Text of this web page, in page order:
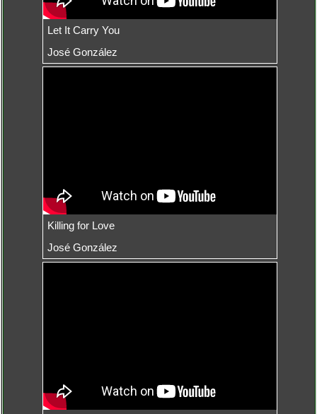
Let It Carry You
José González
Killing for Love
José González